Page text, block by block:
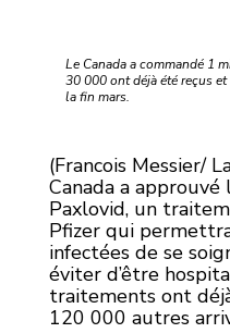
Le Canada a commandé 1
30 000 ont déjà été reçus
la fin mars.
(Francois Messier/
Canada a
Paxlovid, un
Pfizer qui
infectées de se
éviter d’être
traitements ont
120 000 autres